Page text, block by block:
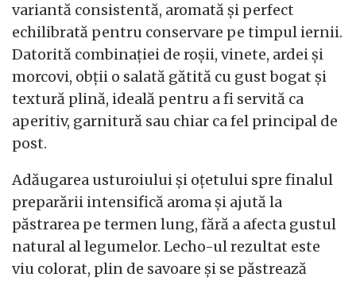
variantă consistentă, aromată și perfect
echilibrată pentru conservare pe timpul iernii.
Datorită combinației de roșii, vinete, ardei și
morcovi, obții o salată gătită cu gust bogat și
textură plină, ideală pentru a fi servită ca
aperitiv, garnitură sau chiar ca fel principal de
post.
Adăugarea usturoiului și oțetului spre finalul
preparării intensifică aroma și ajută la
păstrarea pe termen lung, fără a afecta gustul
natural al legumelor. Lecho-ul rezultat este
viu colorat, plin de savoare și se păstrează